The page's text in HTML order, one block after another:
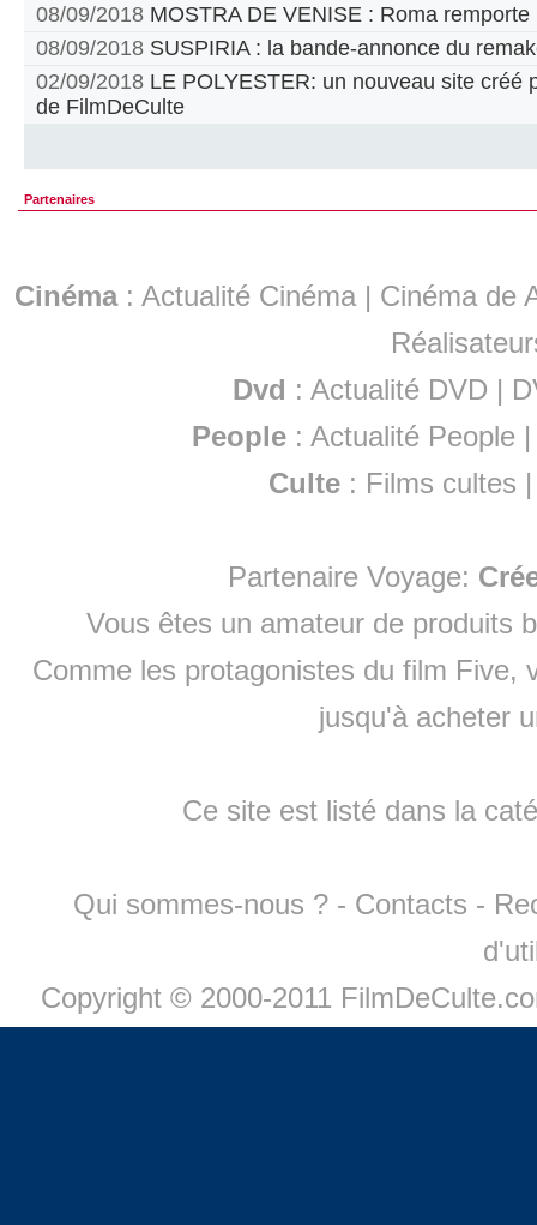
08/09/2018 MOSTRA DE VENISE : Roma remporte
08/09/2018 SUSPIRIA : la bande-annonce du
02/09/2018 LE POLYESTER: un nouveau site créé
de FilmDeCulte
Partenaires
Cinéma: Actualité Cinéma | Cinéma de
Dvd : Actualité DVD |
People :Actualité People
Culte : Films cultes
Partenaire Voyage:
Vous êtes un amateur de produits
Comme les protagonistes du film Five,
jusqu'à acheter
Ce site est listé dans la
Qui sommes-nous ? - Contacts -
Copyright © 2000-2011